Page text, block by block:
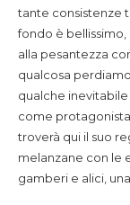
tante consistenze
fondo è
alla pesantezza
qualcosa
qualche
come
troverà qui il suo
melanzane con le
gamberi e alici,